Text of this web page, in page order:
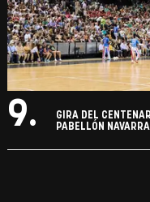
9.
GIRA DEL
PABELLÓN